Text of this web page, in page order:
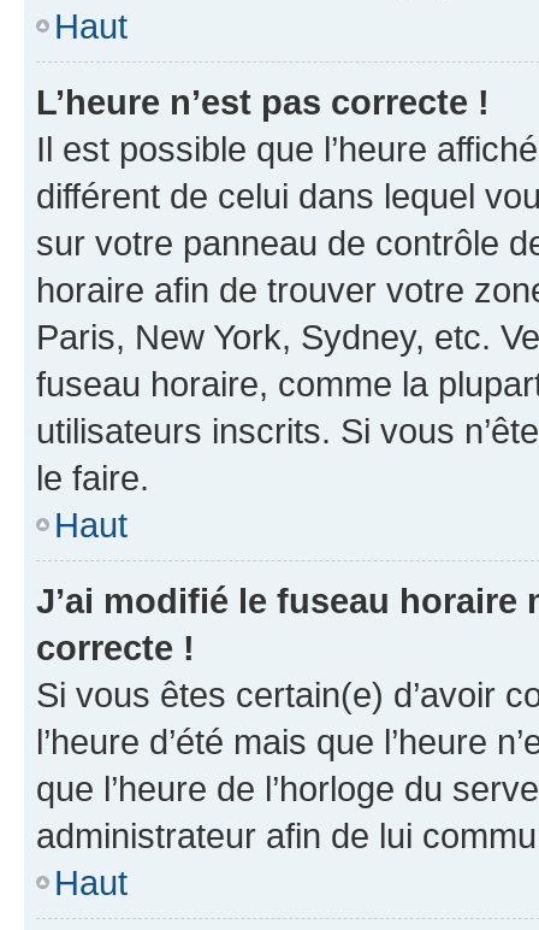
Haut
L’heure n’est pas correcte !
Il est possible que l’heure
différent de celui dans lequel
sur votre panneau de contrôle
horaire afin de trouver votre
Paris, New York, Sydney, etc.
fuseau horaire, comme la
utilisateurs inscrits. Si vous
le faire.
Haut
J’ai modifié le fuseau horaire
correcte !
Si vous êtes certain(e) d’avoir
l’heure d’été mais que l’heure
que l’heure de l’horloge du
administrateur afin de lui
Haut